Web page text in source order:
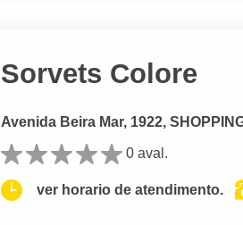
Sorvets Colore
Avenida Beira Mar, 1922,
0 aval.
ver horario de atendimento.